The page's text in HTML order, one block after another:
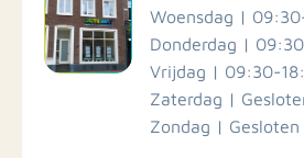
Winkels
Busstations
Woensdag |
Donderdag |
Vrijdag | 09:30-
Zaterdag |
Zondag | Gesloten